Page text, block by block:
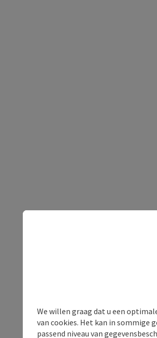
We willen graag dat u een
van cookies. Het kan in sommige
passend niveau van